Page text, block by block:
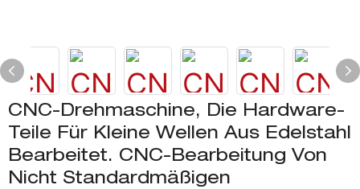
CNC-Drehmaschine, Die Hardware-
Teile Für Kleine Wellen Aus Edelstahl
Bearbeitet. CNC-Bearbeitung Von
Nicht Standardmäßigen